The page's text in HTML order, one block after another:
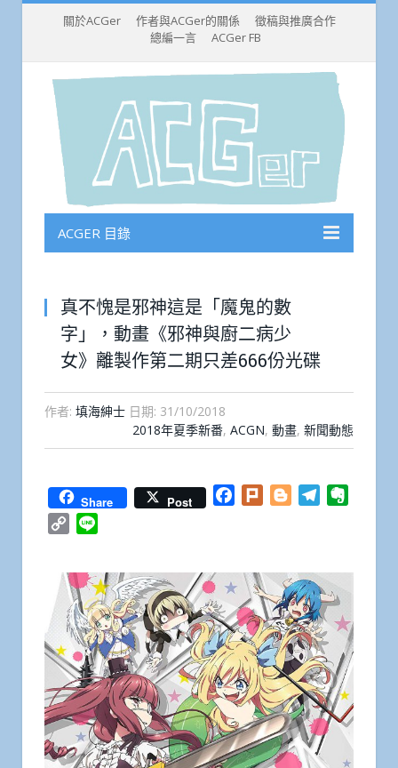
關於ACGer 作者與ACGer的關係
徵稿與推廣合作
總編一言
ACGer FB
ACGER 目錄
真不愧是邪神這是「魔鬼的數
字」，動畫《邪神與廚二病少
女》離製作第二期只差666份光碟
作者: 填海紳士 日期: 31/10/2018
2018年夏季新番, ACGN, 動畫, 新聞動態
Share Post Facebook
Plurk BloggerTelegram
Copy